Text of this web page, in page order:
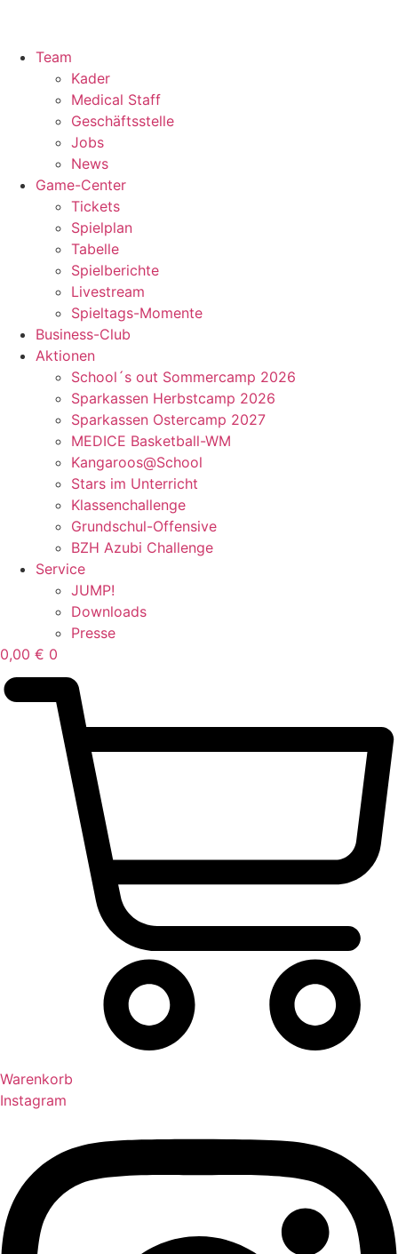
Team
Kader
Medical Staff
Geschäftsstelle
Jobs
News
Game-Center
Tickets
Spielplan
Tabelle
Spielberichte
Livestream
Spieltags-Momente
Business-Club
Aktionen
School´s out Sommercamp 2026
Sparkassen Herbstcamp 2026
Sparkassen Ostercamp 2027
MEDICE Basketball-WM
Kangaroos@School
Stars im Unterricht
Klassenchallenge
Grundschul-Offensive
BZH Azubi Challenge
Service
JUMP!
Downloads
Presse
0,00 € 0
Warenkorb
Instagram